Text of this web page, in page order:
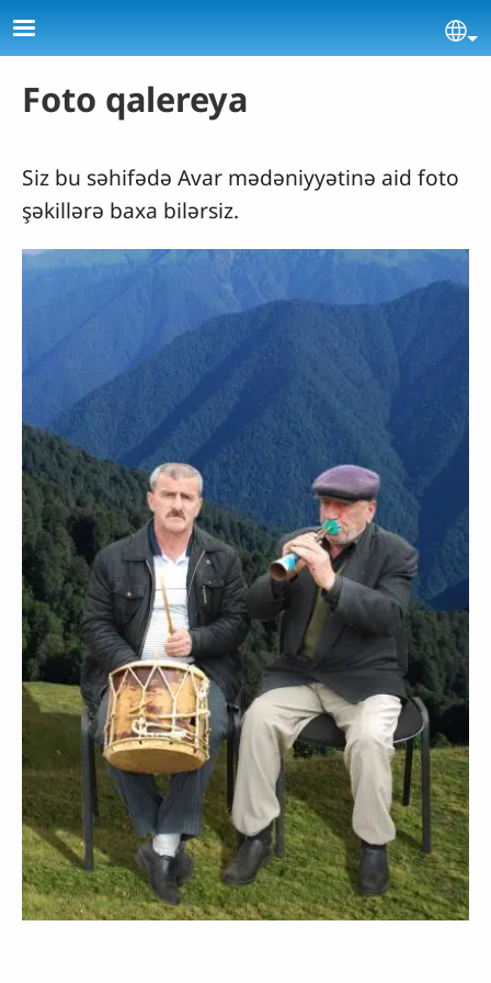
Skip to main content
Foto qalereya
Siz bu səhifədə Avar mədəniyyətinə aid foto
şəkillərə baxa bilərsiz.